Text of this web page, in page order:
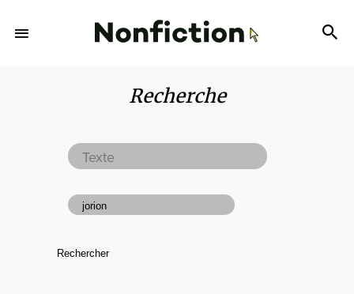
Recherche